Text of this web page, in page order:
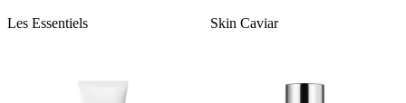
Les Essentiels
Skin Caviar